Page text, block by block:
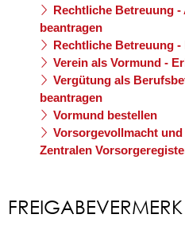
Rechtliche Betreuung
beantragen
Rechtliche Betreuung
Verein als Vormund -
Vergütung als
beantragen
Vormund bestellen
Vorsorgevollmacht
Zentralen
FREIGABEVERMERK